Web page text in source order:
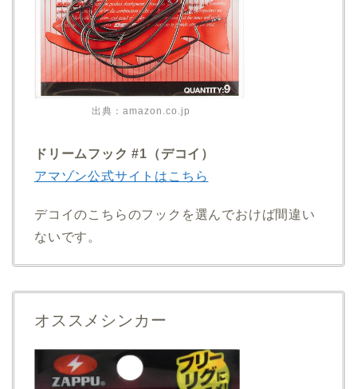
出典：amazon.co.jp
ドリームフック #1（デコイ）
アマゾン公式サイトはこちら
デコイのこちらのフックを選んでおけば間違い
ないです。
オススメシンカー